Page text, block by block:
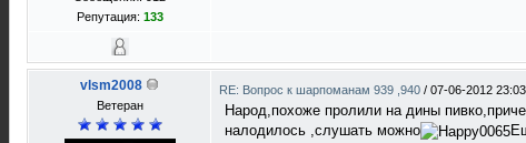
Репутация: 133
vlsm2008
Ветеран
RE: Вопрос к шарпоманам 939 ,940 / 07-06-2012 23:03
Народ,похоже пролили на дины
налодилось ,слушать можно